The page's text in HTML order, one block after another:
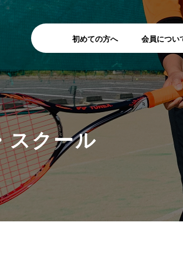
初めての方へ 会員につい
スクール